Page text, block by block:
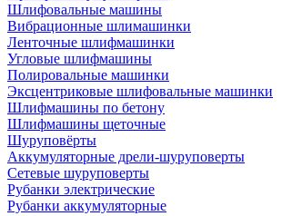
Шлифовальные машины
Вибрационные шлимашинки
Ленточные шлифмашинки
Угловые шлифмашины
Полировальные машинки
Эксцентриковые шлифовальные машинки
Шлифмашины по бетону
Шлифмашины щеточные
Шуруповёрты
Аккумуляторные дрели-шуруповерты
Сетевые шуруповерты
Рубанки электрические
Рубанки аккумуляторные